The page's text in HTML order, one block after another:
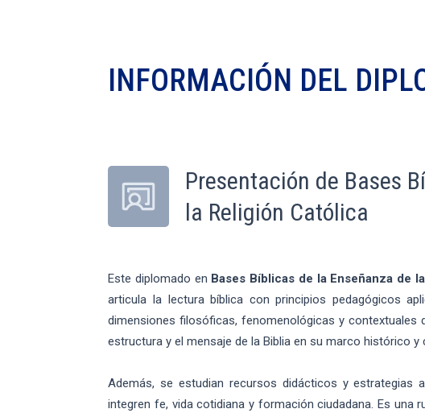
INFORMACIÓN DEL
Presentación de Bases
la Religión Católica
Este diplomado en Bases Bíblicas de la Enseñanza de
articula la lectura bíblica con principios pedagógicos
dimensiones filosóficas, fenomenológicas y contextuales
estructura y el mensaje de la Biblia en su marco histórico y
Además, se estudian recursos didácticos y estrategias
integren fe, vida cotidiana y formación ciudadana. Es